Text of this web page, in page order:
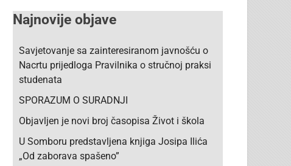
Najnovije objave
Savjetovanje sa zainteresiranom javnošću o
Nacrtu prijedloga Pravilnika o stručnoj praksi
studenata
SPORAZUM O SURADNJI
Objavljen je novi broj časopisa Život i škola
U Somboru predstavljena knjiga Josipa Ilića
„Od zaborava spašeno”